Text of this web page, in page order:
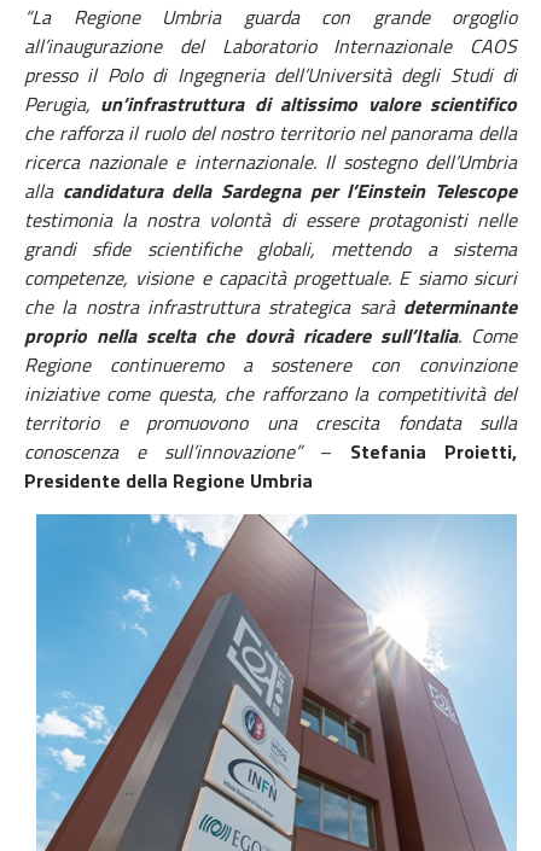
“La Regione Umbria guarda con grande orgoglio
all’inaugurazione del Laboratorio Internazionale CAOS
presso il Polo di Ingegneria dell’Università degli Studi di
Perugia, un’infrastruttura di altissimo valore scientifico
che rafforza il ruolo del nostro territorio nel panorama della
ricerca nazionale e internazionale. Il sostegno dell’Umbria
alla candidatura della Sardegna per l’Einstein Telescope
testimonia la nostra volontà di essere protagonisti nelle
grandi sfide scientifiche globali, mettendo a sistema
competenze, visione e capacità progettuale. E siamo sicuri
che la nostra infrastruttura strategica sarà determinante
proprio nella scelta che dovrà ricadere sull’Italia. Come
Regione continueremo a sostenere con convinzione
iniziative come questa, che rafforzano la competitività del
territorio e promuovono una crescita fondata sulla
conoscenza e sull’innovazione”– Stefania Proietti,
Presidente della Regione Umbria